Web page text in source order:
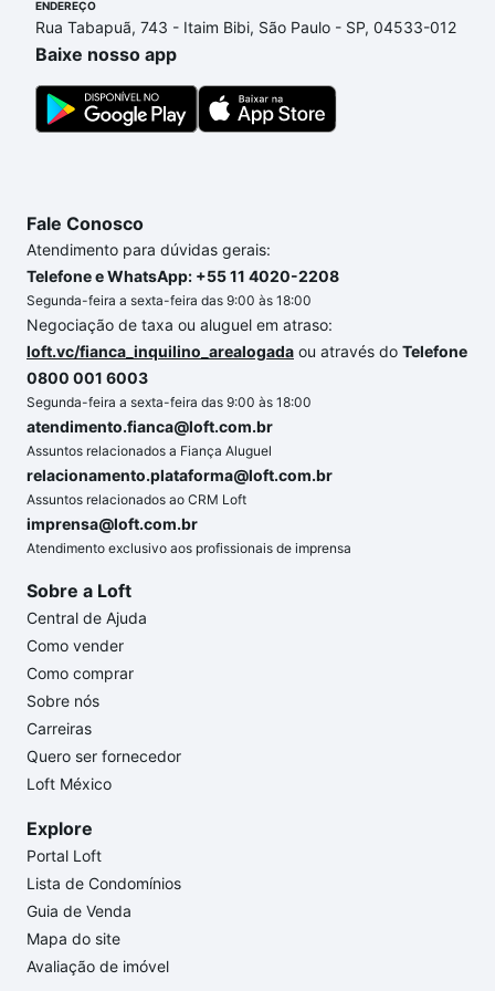
ainda tem alguma dúvida dos custos envolvidos no
processo de compra, veja em nosso portal quanto
custa comprar um apartamento
gente para comprar o imóvel dos seus sonhos com
segurança e conforto. Loft, com você até as
ENDEREÇO
Rua Tabapuã, 743 - Itaim Bibi, São Paulo - SP, 04533-012
Baixe nosso app
Fale Conosco
Atendimento para dúvidas gerais:
Telefone e WhatsApp: +55 11 4020-2208
Segunda-feira a sexta-feira das 9:00 às 18:00
Negociação de taxa ou aluguel em atraso:
loft.vc/fianca_inquilino_arealogada ou através do Telefone
0800 001 6003
Segunda-feira a sexta-feira das 9:00 às 18:00
atendimento.fianca@loft.com.br
Assuntos relacionados a Fiança Aluguel
relacionamento.plataforma@loft.com.br
Assuntos relacionados ao CRM Loft
imprensa@loft.com.br
Atendimento exclusivo aos profissionais de imprensa
Sobre a Loft
Central de Ajuda
Como vender
Como comprar
Sobre nós
Carreiras
Quero ser fornecedor
Loft México
Explore
Portal Loft
Lista de Condomínios
Guia de Venda
Mapa do site
Avaliação de imóvel